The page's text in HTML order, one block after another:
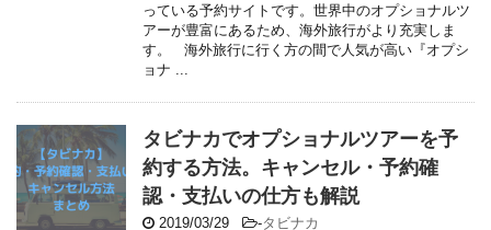
っている予約サイトです。世界中のオプショナルツ
アーが豊富にあるため、海外旅行がより充実しま
す。 海外旅行に行く方の間で人気が高い『オプシ
ョナ ...
タビナカでオプショナルツアーを予
約する方法。キャンセル・予約確
認・支払いの仕方も解説
2019/03/29 -タビナカ